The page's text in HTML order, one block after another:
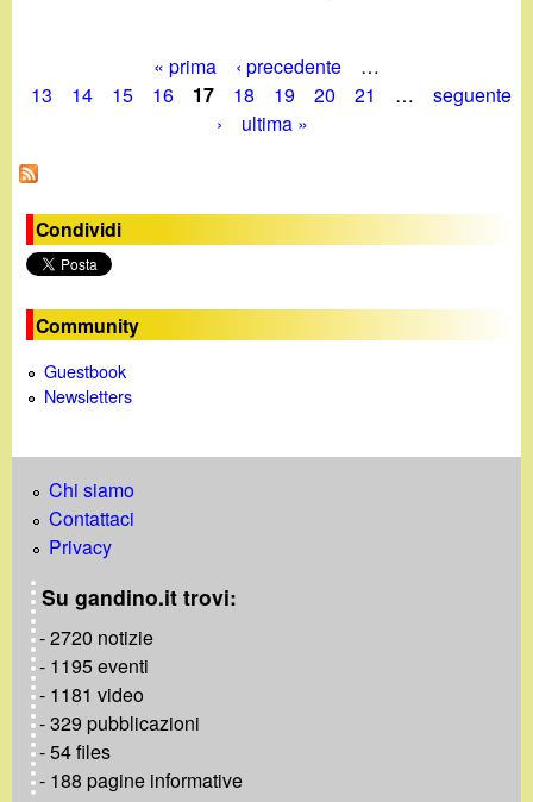
P
g
i
n
e
« prima ‹ precedente
…
13
14 15 16 17 18 19 20 21 …
seguente
›
ultima »
Condividi
Community
Guestbook
Newsletters
Chi siamo
Contattaci
Privacy
Su gandino.it trovi:
- 2720 notizie
- 1195 eventi
- 1181 video
- 329 pubblicazioni
- 54 files
- 188 pagine informative